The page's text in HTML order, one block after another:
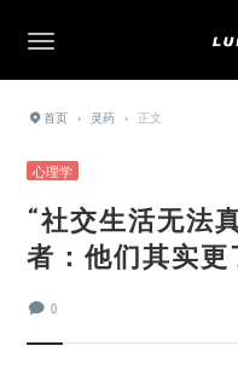
首页 › 灵药 › 正文
心理学
“社交生活无法
者：他们其实更
0